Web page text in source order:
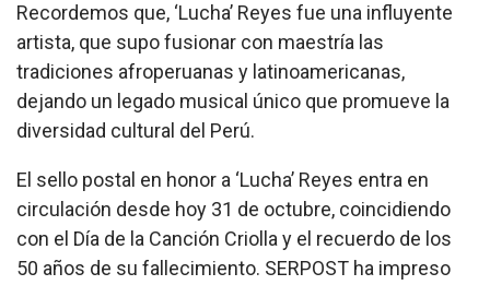
Recordemos que, ‘Lucha’ Reyes fue una influyente
artista, que supo fusionar con maestría las
tradiciones afroperuanas y latinoamericanas,
dejando un legado musical único que promueve la
diversidad cultural del Perú.
El sello postal en honor a ‘Lucha’ Reyes entra en
circulación desde hoy 31 de octubre, coincidiendo
con el Día de la Canción Criolla y el recuerdo de los
50 años de su fallecimiento. SERPOST ha impreso